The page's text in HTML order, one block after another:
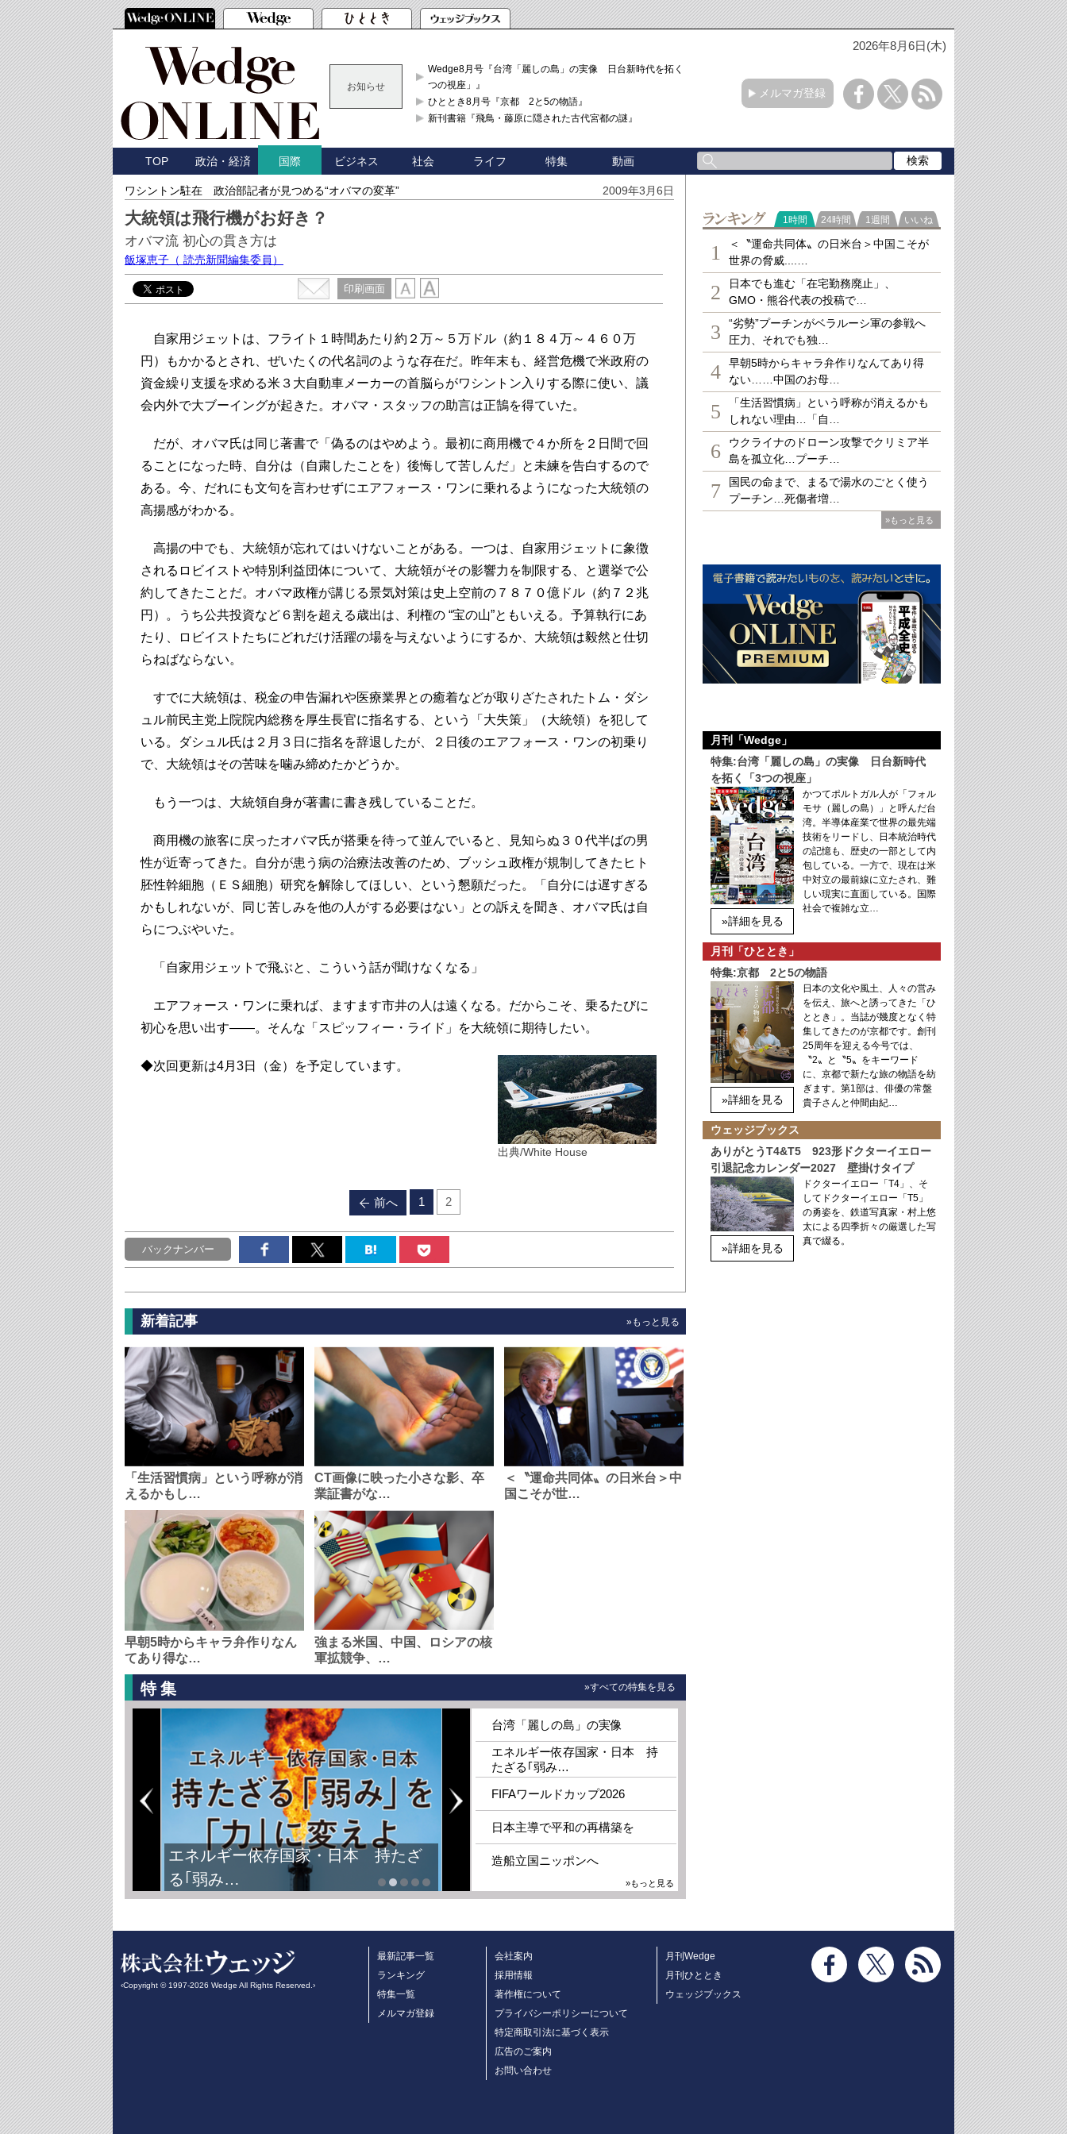
2026年8月6日(木)
お知らせ
Wedge8月号『台湾「麗しの島」の実像 日台新時代を拓く「3
つの視座」』
ひととき8月号『京都 2と5の物語』
新刊書籍『飛鳥・藤原に隠された古代宮都の謎』
メルマガ登録
TOP 政治・経済 国際 ビジネス 社会 ライフ 特集 動画
ワシントン駐在 政治部記者が見つめる“オバマの変革” 2009年3月6日
大統領は飛行機がお好き？
オバマ流 初心の貫き方は
飯塚恵子 （ 読売新聞編集委員）
印刷画面
自家用ジェットは、フライト１時間あたり約２万～５万ドル（約１８４万～４６０万
円）もかかるとされ、ぜいたくの代名詞のような存在だ。昨年末も、経営危機で米政府の
資金繰り支援を求める米３大自動車メーカーの首脳らがワシントン入りする際に使い、議
会内外で大ブーイングが起きた。オバマ・スタッフの助言は正鵠を得ていた。
だが、オバマ氏は同じ著書で「偽るのはやめよう。最初に商用機で４か所を２日間で回
ることになった時、自分は（自粛したことを）後悔して苦しんだ」と未練を告白するので
ある。今、だれにも文句を言わせずにエアフォース・ワンに乗れるようになった大統領の
高揚感がわかる。
高揚の中でも、大統領が忘れてはいけないことがある。一つは、自家用ジェットに象徴
されるロビイストや特別利益団体について、大統領がその影響力を制限する、と選挙で公
約してきたことだ。オバマ政権が講じる景気対策は史上空前の７８７０億ドル（約７２兆
円）。うち公共投資など６割を超える歳出は、利権の “宝の山”ともいえる。予算執行にあ
たり、ロビイストたちにどれだけ活躍の場を与えないようにするか、大統領は毅然と仕切
らねばならない。
すでに大統領は、税金の申告漏れや医療業界との癒着などが取りざたされたトム・ダシ
ュル前民主党上院院内総務を厚生長官に指名する、という「大失策」（大統領）を犯して
いる。ダシュル氏は２月３日に指名を辞退したが、２日後のエアフォース・ワンの初乗り
で、大統領はその苦味を噛み締めたかどうか。
もう一つは、大統領自身が著書に書き残していることだ。
商用機の旅客に戻ったオバマ氏が搭乗を待って並んでいると、見知らぬ３０代半ばの男
性が近寄ってきた。自分が患う病の治療法改善のため、ブッシュ政権が規制してきたヒト
胚性幹細胞（ＥＳ細胞）研究を解除してほしい、という懇願だった。「自分には遅すぎる
かもしれないが、同じ苦しみを他の人がする必要はない」との訴えを聞き、オバマ氏は自
らにつぶやいた。
「自家用ジェットで飛ぶと、こういう話が聞けなくなる」
エアフォース・ワンに乗れば、ますます市井の人は遠くなる。だからこそ、乗るたびに
初心を思い出す――。そんな「スピッフィー・ライド」を大統領に期待したい。
出典/White House
◆次回更新は4月3日（金）を予定しています。
前へ 1 2
バックナンバー
新着記事 »もっと見る
「生活習慣病」という呼称が消
えるかもし…
CT画像に映った小さな影、卒
業証書がな…
＜〝運命共同体〟の日米台＞中
国こそが世…
早朝5時からキャラ弁作りなん
てあり得な…
強まる米国、中国、ロシアの核
軍拡競争、…
特集 »すべての特集を見る
エネルギー依存国家・日本 持たざ
る｢弱み…
台湾「麗しの島」の実像
エネルギー依存国家・日本 持
たざる｢弱み…
FIFAワールドカップ2026
日本主導で平和の再構築を
造船立国ニッポンへ
»もっと見る
ランキング
1時間 24時間 1週間 いいね
1
＜〝運命共同体〟の日米台＞中国こそが
世界の脅威....…
2
日本でも進む「在宅勤務廃止」、
GMO・熊谷代表の投稿で…
3
“劣勢”プーチンがベラルーシ軍の参戦へ
圧力、それでも独…
4
早朝5時からキャラ弁作りなんてあり得
ない……中国のお母…
5
「生活習慣病」という呼称が消えるかも
しれない理由…「自…
6
ウクライナのドローン攻撃でクリミア半
島を孤立化…プーチ…
7
国民の命まで、まるで湯水のごとく使う
プーチン…死傷者増…
»もっと見る
月刊「Wedge」
特集:台湾「麗しの島」の実像 日台新時代
を拓く「3つの視座」
»詳細を見る
かつてポルトガル人が「フォル
モサ（麗しの島）」と呼んだ台
湾。半導体産業で世界の最先端
技術をリードし、日本統治時代
の記憶も、歴史の一部として内
包している。一方で、現在は米
中対立の最前線に立たされ、難
しい現実に直面している。国際
社会で複雑な立…
月刊「ひととき」
特集:京都 2と5の物語
»詳細を見る
日本の文化や風土、人々の営み
を伝え、旅へと誘ってきた「ひ
ととき」。当誌が幾度となく特
集してきたのが京都です。創刊
25周年を迎える今号では、
〝2〟と〝5〟をキーワード
に、京都で新たな旅の物語を紡
ぎます。第1部は、俳優の常盤
貴子さんと仲間由紀…
ウェッジブックス
ありがとうT4&T5 923形ドクターイエロー
引退記念カレンダー2027 壁掛けタイプ
»詳細を見る
ドクターイエロー「T4」、そ
してドクターイエロー「T5」
の勇姿を、鉄道写真家・村上悠
太による四季折々の厳選した写
真で綴る。
‹Copyright © 1997-2026 Wedge All Rights Reserved.›
最新記事一覧
ランキング
特集一覧
メルマガ登録
会社案内
採用情報
著作権について
プライバシーポリシーについて
特定商取引法に基づく表示
広告のご案内
お問い合わせ
月刊Wedge
月刊ひととき
ウェッジブックス